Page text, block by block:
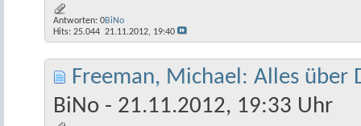
Antworten: 0
Hits: 25.044
BiNo
21.11.2012, 19:40
Freeman, Michael: Alles über
BiNo - 21.11.2012, 19:33 Uhr